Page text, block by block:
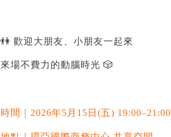
👫 歡迎大朋友、小朋友一起來
來場不費力的動腦時光 🎲
時間｜2026年5月15日(五) 19:00–21:00